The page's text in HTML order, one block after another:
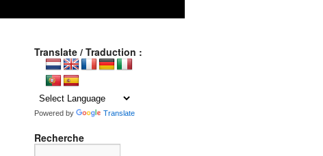
Translate / Traduction :
Powered by Translate
Recherche